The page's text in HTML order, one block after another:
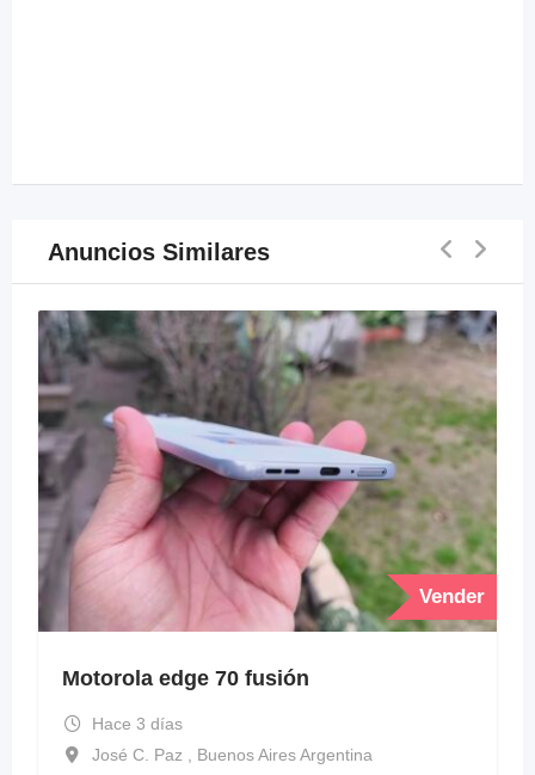
Anuncios Similares
Vender
Motorola edge 70 fusión
Hace 3 días
José C. Paz , Buenos Aires Argentina